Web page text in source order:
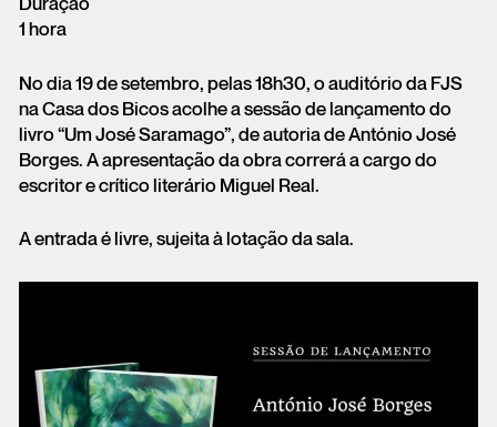
Duração
1 hora
No dia 19 de setembro, pelas 18h30, o auditório da FJS
na Casa dos Bicos acolhe a sessão de lançamento do
livro “Um José Saramago”, de autoria de António José
Borges. A apresentação da obra correrá a cargo do
escritor e crítico literário Miguel Real.
A entrada é livre, sujeita à lotação da sala.